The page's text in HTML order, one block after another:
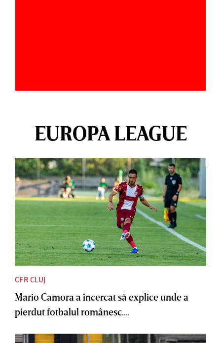
EUROPA LEAGUE
CFR CLUJ
Mario Camora a încercat să explice unde a
pierdut fotbalul românesc....